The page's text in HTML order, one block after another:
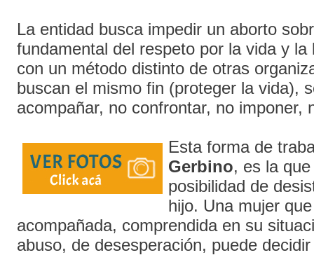
La entidad busca impedir un aborto
fundamental del respeto por la vida y la
con un método distinto de otras
buscan el mismo fin (proteger la vida),
acompañar, no confrontar, no imponer,
Esta forma de
Gerbino, es la
posibilidad de
hijo. Una mujer
acompañada, comprendida en su
abuso, de desesperación, puede